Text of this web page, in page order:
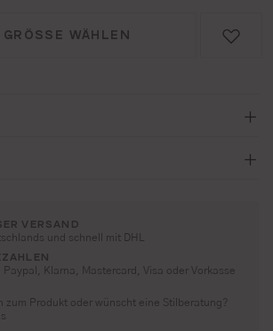
WÄHLEN
VERSAND
und schnell mit DHL
Paypal, Klarna, Mastercard, Visa oder Vorkasse
zum Produkt oder wünscht eine Stilberatung?